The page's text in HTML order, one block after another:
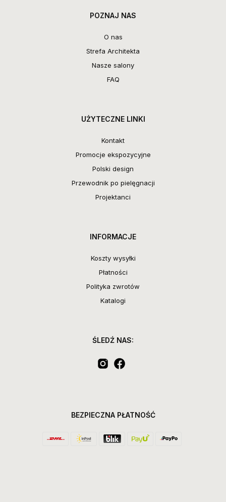
POZNAJ NAS
O nas
Strefa Architekta
Nasze salony
FAQ
UŻYTECZNE LINKI
Kontakt
Promocje ekspozycyjne
Polski design
Przewodnik po pielęgnacji
Projektanci
INFORMACJE
Koszty wysyłki
Płatności
Polityka zwrotów
Katalogi
ŚLEDŹ NAS:
BEZPIECZNA PŁATNOŚĆ